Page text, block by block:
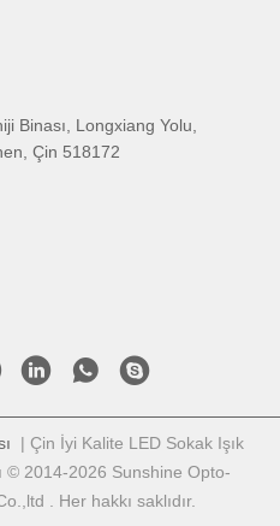
Binası, Longxiang Yolu,
Çin 518172
| Çin İyi Kalite LED Sokak Işık
© 2014-2026 Sunshine Opto-
. Her hakkı saklıdır.